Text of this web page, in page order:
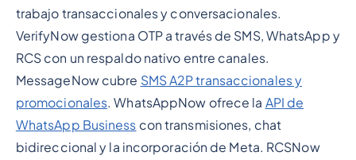
trabajo transaccionales y conversacionales.
VerifyNow gestiona OTP a través de SMS, WhatsApp y
RCS con un respaldo nativo entre canales.
MessageNow cubre SMS A2P transaccionales y
promocionales. WhatsAppNow ofrece la API de
WhatsApp Business con transmisiones, chat
bidireccional y la incorporación de Meta. RCSNow